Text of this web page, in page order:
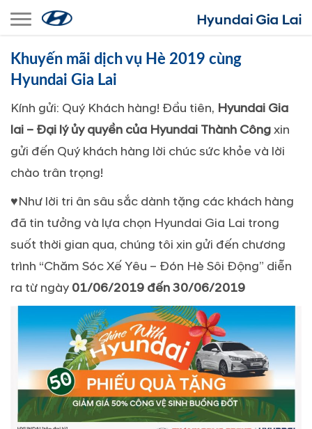
Toggle navigation
Khuyến mãi dịch vụ Hè 2019 cùng
Hyundai Gia Lai
Kính gửi: Quý Khách hàng! Đầu tiên, Hyundai Gia
lai – Đại lý ủy quyền của Hyundai Thành Côngxin
gửi đến Quý khách hàng lời chúc sức khỏe và lời
chào trân trọng!
♥Như lời tri ân sâu sắc dành tặng các khách hàng
đã tin tưởng và lựa chọn Hyundai Gia Lai trong
suốt thời gian qua, chúng tôi xin gửi đến chương
trình “Chăm Sóc Xế Yêu – Đón Hè Sôi Động” diễn
ra từ ngày 01/06/2019 đến 30/06/2019